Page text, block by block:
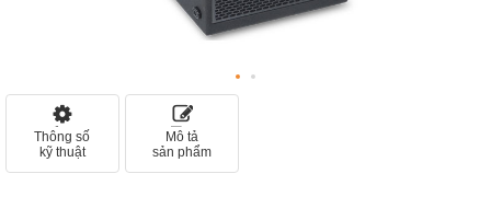
Thông số
kỹ thuật
Mô tả
sản phẩm